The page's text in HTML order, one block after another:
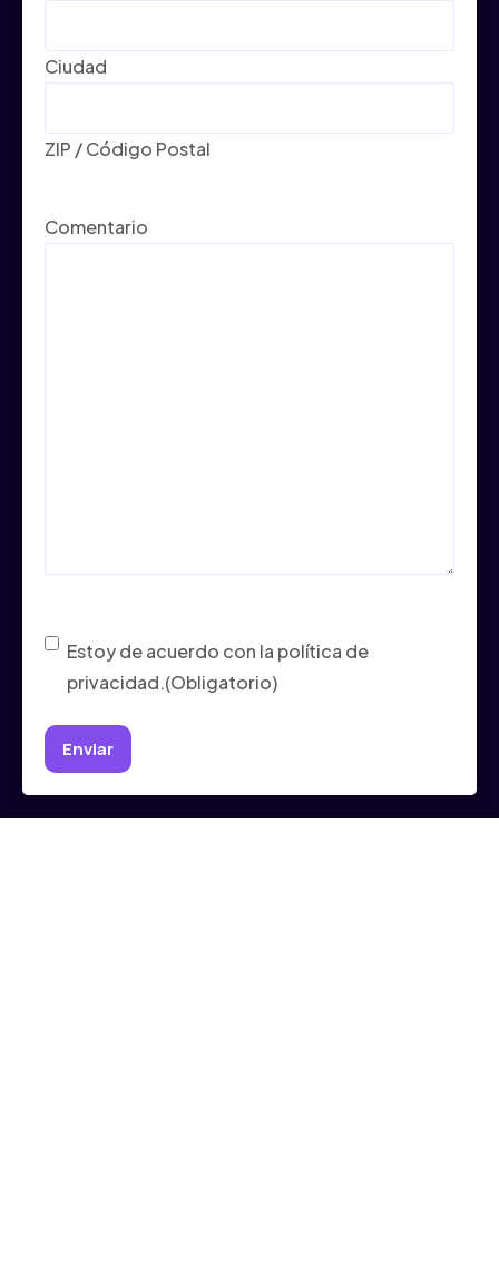
Ciudad
ZIP / Código Postal
Comentario
Consentimiento (Obligatorio)
Estoy de acuerdo con la política de
privacidad.(Obligatorio)